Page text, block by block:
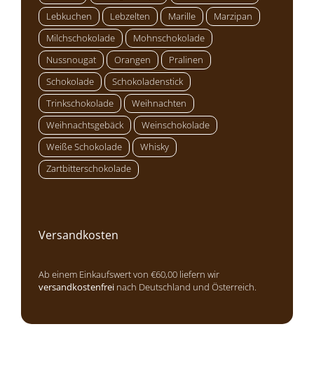
Lebkuchen
Lebzelten Marille
Marzipan
Milchschokolade
Mohnschokolade
Nussnougat
Orangen
Pralinen
Schokolade
Schokoladenstick
Trinkschokolade
Weihnachten
Weihnachtsgebäck
Weinschokolade
Weiße Schokolade
Whisky
Zartbitterschokolade
Versandkosten
Ab einem Einkaufswert von €60,00 liefern wir
versandkostenfrei nach Deutschland und Österreich.